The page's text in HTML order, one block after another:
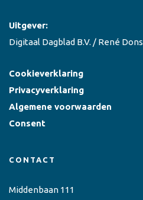
Uitgever:
Digitaal Dagblad B.V. / René Dons
Cookieverklaring
Privacyverklaring
Algemene voorwaarden
Consent
CONTACT
Middenbaan 111